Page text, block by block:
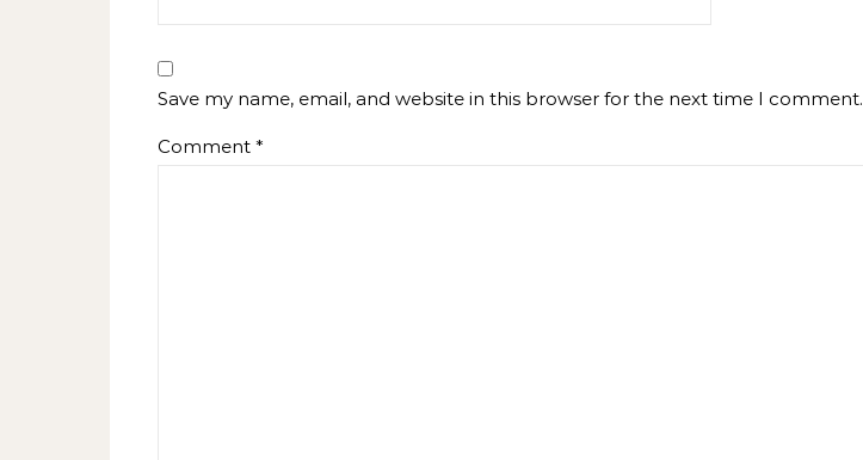
Save my name, email, and website in this browser for the next time I comment.
Comment *